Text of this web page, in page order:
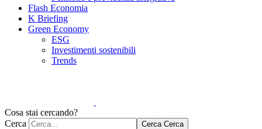
Flash Economia
K Briefing
Green Economy
ESG
Investimenti sostenibili
Trends
Cosa stai cercando?
Cerca
Cerca Cerca